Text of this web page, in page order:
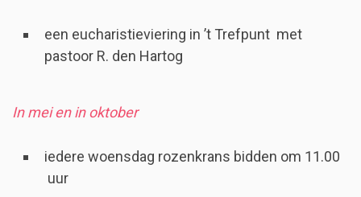
een eucharistieviering in ’t Trefpunt met
pastoor R. den Hartog
In mei en in oktober
iedere woensdag rozenkrans bidden om 11.00
uur